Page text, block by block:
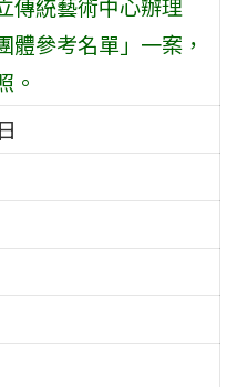
傳統藝術中心辦理
體參考名單」一案，
。